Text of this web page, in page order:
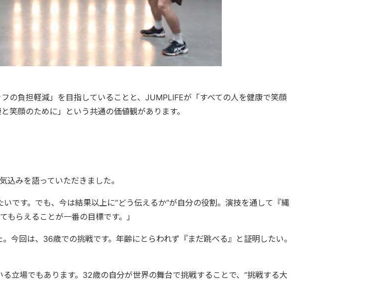
の負担軽減」を目指していることと、JUMPLIFEが「すべての人を健康で笑顔
笑顔のために」という共通の価値観があります。
込みを語っていただきました。
です。でも、今は結果以上に”どう伝えるか”が自分の役割。演技を通して『縄
らえることが一番の目標です。」
今回は、36歳での挑戦です。年齢にとらわれず『まだ跳べる』と証明したい。
立場でもあります。32歳の自分が世界の舞台で挑戦することで、”挑戦する大